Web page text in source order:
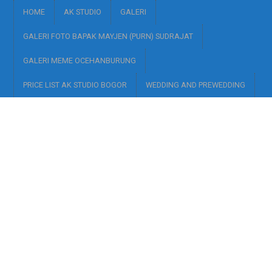
HOME AK STUDIO GALERI
GALERI FOTO BAPAK MAYJEN (PURN) SUDRAJAT
GALERI MEME OCEHANBURUNG
PRICE LIST AK STUDIO BOGOR WEDDING AND PREWEDDING